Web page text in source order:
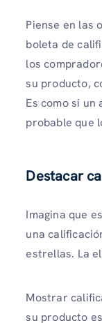
Piense en las
boleta de
los
su producto,
Es como si un
probable que
Destacar
Imagina que
una
estrellas. La
Mostrar
su producto